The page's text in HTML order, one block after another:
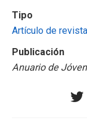
Tipo
Artículo de revista
Publicación
Anuario de